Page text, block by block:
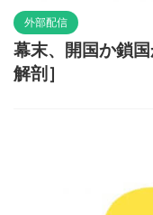
外部配信
幕末、開国か鎖
解剖］